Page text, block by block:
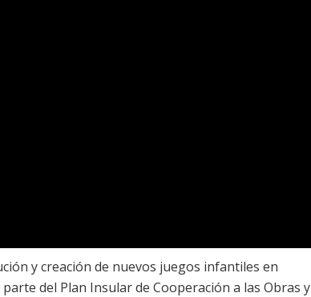
y creación de nuevos juegos infantiles en
del Plan Insular de Cooperación a las Obras y